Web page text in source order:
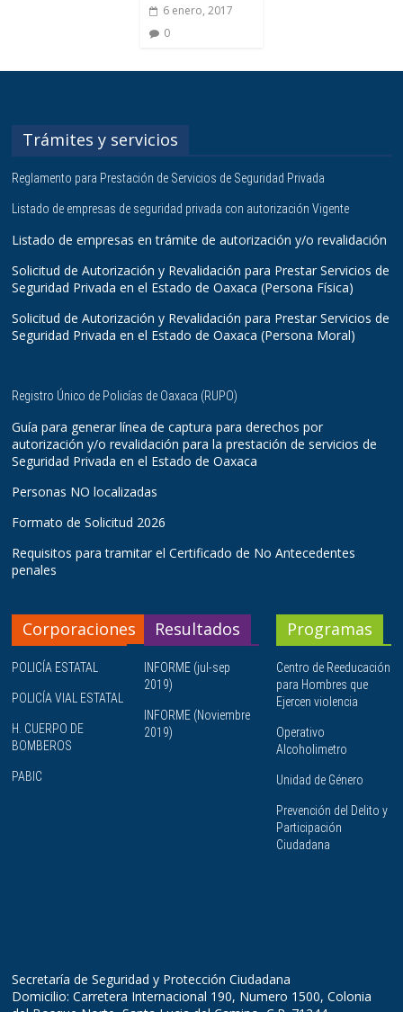
6 enero, 2017
0
Trámites y servicios
Reglamento para Prestación de Servicios de Seguridad Privada
Listado de empresas de seguridad privada con autorización Vigente
Listado de empresas en trámite de autorización y/o revalidación
Solicitud de Autorización y Revalidación para Prestar Servicios de
Seguridad Privada en el Estado de Oaxaca (Persona Física)
Solicitud de Autorización y Revalidación para Prestar Servicios de
Seguridad Privada en el Estado de Oaxaca (Persona Moral)
Registro Único de Policías de Oaxaca (RUPO)
Guía para generar línea de captura para derechos por
autorización y/o revalidación para la prestación de servicios de
Seguridad Privada en el Estado de Oaxaca
Personas NO localizadas
Formato de Solicitud 2026
Requisitos para tramitar el Certificado de No Antecedentes
penales
Corporaciones
POLICÍA ESTATAL
POLICÍA VIAL ESTATAL
H. CUERPO DE
BOMBEROS
PABIC
Resultados
INFORME (jul-sep
2019)
INFORME (Noviembre
2019)
Programas
Centro de Reeducación
para Hombres que
Ejercen violencia
Operativo
Alcoholimetro
Unidad de Género
Prevención del Delito y
Participación
Ciudadana
Secretaría de Seguridad y Protección Ciudadana
Domicilio: Carretera Internacional 190, Numero 1500, Colonia